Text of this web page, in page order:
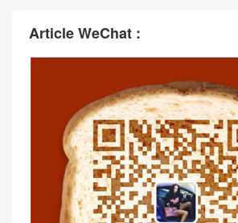
Article WeChat :